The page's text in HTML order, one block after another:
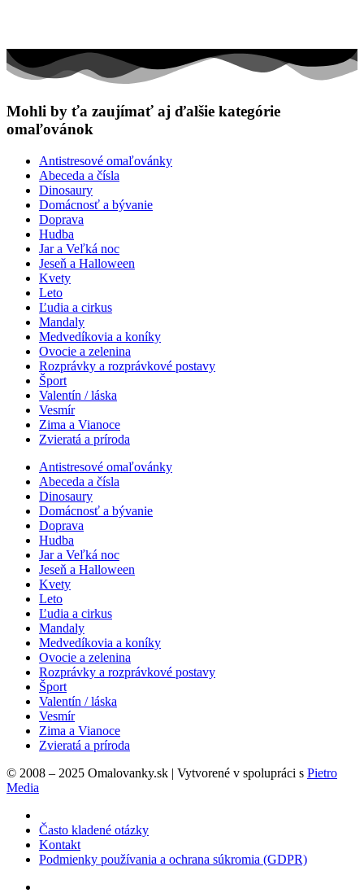
Mohli by ťa zaujímať aj ďalšie kategórie
omaľovánok
Antistresové omaľovánky
Abeceda a čísla
Dinosaury
Domácnosť a bývanie
Doprava
Hudba
Jar a Veľká noc
Jeseň a Halloween
Kvety
Leto
Ľudia a cirkus
Mandaly
Medvedíkovia a koníky
Ovocie a zelenina
Rozprávky a rozprávkové postavy
Šport
Valentín / láska
Vesmír
Zima a Vianoce
Zvieratá a príroda
Antistresové omaľovánky
Abeceda a čísla
Dinosaury
Domácnosť a bývanie
Doprava
Hudba
Jar a Veľká noc
Jeseň a Halloween
Kvety
Leto
Ľudia a cirkus
Mandaly
Medvedíkovia a koníky
Ovocie a zelenina
Rozprávky a rozprávkové postavy
Šport
Valentín / láska
Vesmír
Zima a Vianoce
Zvieratá a príroda
© 2008 – 2025 Omalovanky.sk | Vytvorené v spolupráci s Pietro
Media
Často kladené otázky
Kontakt
Podmienky používania a ochrana súkromia (GDPR)